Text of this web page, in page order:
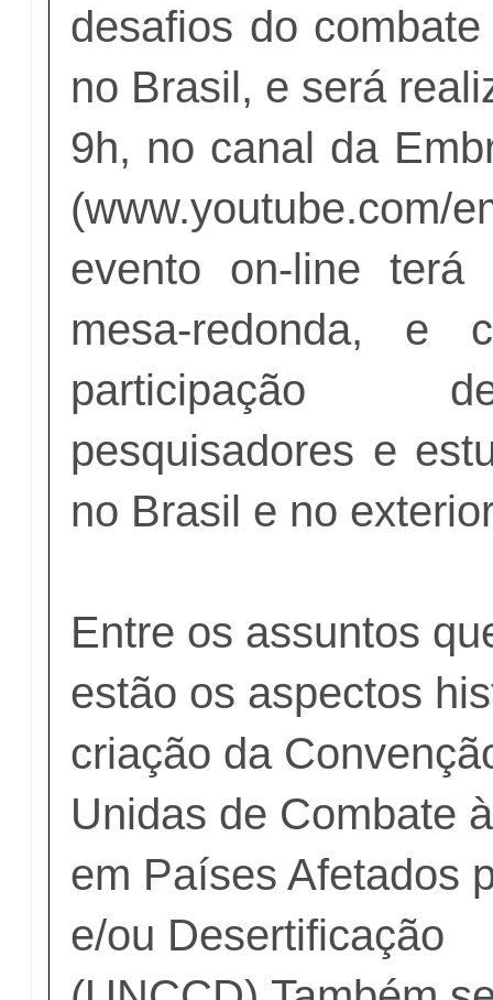
desafios do
no Brasil, e será
9h, no canal da
(www.youtube.com/
evento on-line
mesa-redonda, e
participação
pesquisadores e
no Brasil e no
Entre os assuntos
estão os aspectos
criação da
Unidas de Combate
em Países Afetados
e/ou Desertificação